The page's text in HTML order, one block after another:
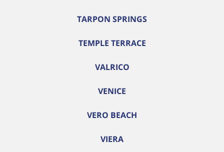
TARPON SPRINGS
TEMPLE TERRACE
VALRICO
VENICE
VERO BEACH
VIERA